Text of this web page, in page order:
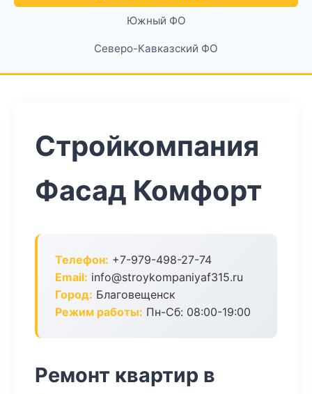
Южный ФО
Северо-Кавказский ФО
Стройкомпания
Фасад Комфорт
Телефон: +7-979-498-27-74
Email: info@stroykompaniyaf315.ru
Город: Благовещенск
Режим работы: Пн-Сб: 08:00-19:00
Ремонт квартир в